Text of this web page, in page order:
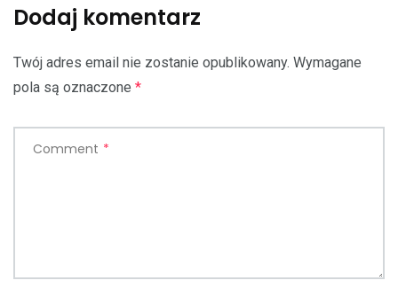
Dodaj komentarz
Twój adres email nie zostanie opublikowany. Wymagane
pola są oznaczone *
Comment *